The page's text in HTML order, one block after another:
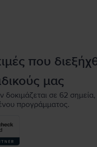
που
μας
δοκιμάζεται σε 62
προγράμματος.